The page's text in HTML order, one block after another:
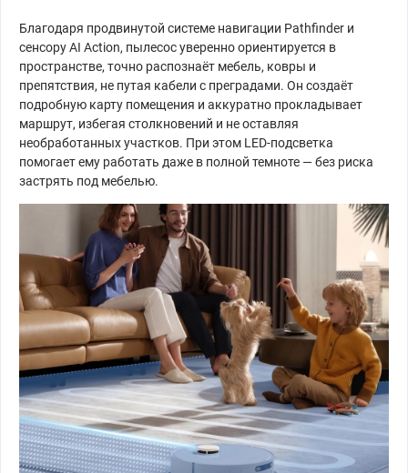
Благодаря продвинутой системе навигации Pathfinder и
сенсору AI Action, пылесос уверенно ориентируется в
пространстве, точно распознаёт мебель, ковры и
препятствия, не путая кабели с преградами. Он создаёт
подробную карту помещения и аккуратно прокладывает
маршрут, избегая столкновений и не оставляя
необработанных участков. При этом LED-подсветка
помогает ему работать даже в полной темноте — без риска
застрять под мебелью.